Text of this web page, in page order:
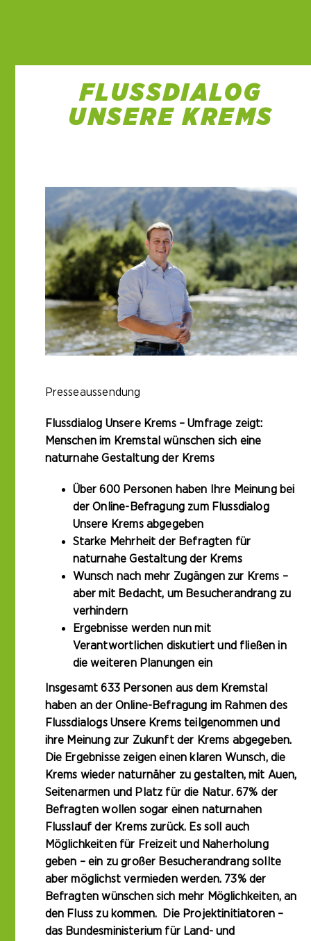
FLUSSDIALOG
UNSERE KREMS
Presseaussendung
Flussdialog Unsere Krems – Umfrage zeigt:
Menschen im Kremstal wünschen sich eine
naturnahe Gestaltung der Krems
Über 600 Personen haben Ihre Meinung bei
der Online-Befragung zum Flussdialog
Unsere Krems abgegeben
Starke Mehrheit der Befragten für
naturnahe Gestaltung der Krems
Wunsch nach mehr Zugängen zur Krems –
aber mit Bedacht, um Besucherandrang zu
verhindern
Ergebnisse werden nun mit
Verantwortlichen diskutiert und fließen in
die weiteren Planungen ein
Insgesamt 633 Personen aus dem Kremstal
haben an der Online-Befragung im Rahmen des
Flussdialogs Unsere Krems teilgenommen und
ihre Meinung zur Zukunft der Krems abgegeben.
Die Ergebnisse zeigen einen klaren Wunsch, die
Krems wieder naturnäher zu gestalten, mit Auen,
Seitenarmen und Platz für die Natur. 67% der
Befragten wollen sogar einen naturnahen
Flusslauf der Krems zurück. Es soll auch
Möglichkeiten für Freizeit und Naherholung
geben – ein zu großer Besucherandrang sollte
aber möglichst vermieden werden. 73% der
Befragten wünschen sich mehr Möglichkeiten, an
den Fluss zu kommen. Die Projektinitiatoren –
das Bundesministerium für Land- und